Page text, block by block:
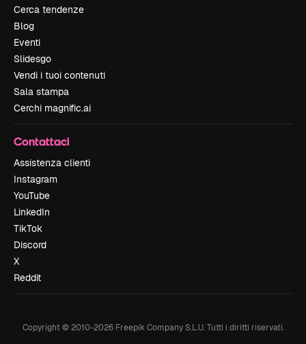
Cerca tendenze
Blog
Eventi
Slidesgo
Vendi i tuoi contenuti
Sala stampa
Cerchi magnific.ai
Contattaci
Assistenza clienti
Instagram
YouTube
LinkedIn
TikTok
Discord
X
Reddit
Copyright © 2010-2026Freepik Company S.L.U. Tutti i diritti riservati.